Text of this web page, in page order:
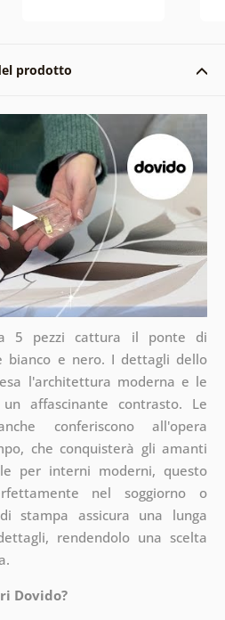
prodotto
5 pezzi cattura il ponte di
bianco e nero. I dettagli dello
l'architettura moderna e le
affascinante contrasto. Le
conferiscono all'opera
che conquisterà gli amanti
per interni moderni, questo
nel soggiorno o
stampa assicura una lunga
rendendolo una scelta
Dovido?